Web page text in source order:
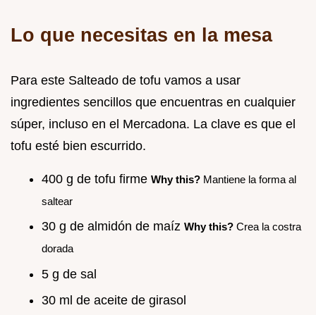
Lo que necesitas en la mesa
Para este Salteado de tofu vamos a usar
ingredientes sencillos que encuentras en cualquier
súper, incluso en el Mercadona. La clave es que el
tofu esté bien escurrido.
400 g de tofu firme Why this? Mantiene la forma al
saltear
30 g de almidón de maíz Why this? Crea la costra
dorada
5 g de sal
30 ml de aceite de girasol